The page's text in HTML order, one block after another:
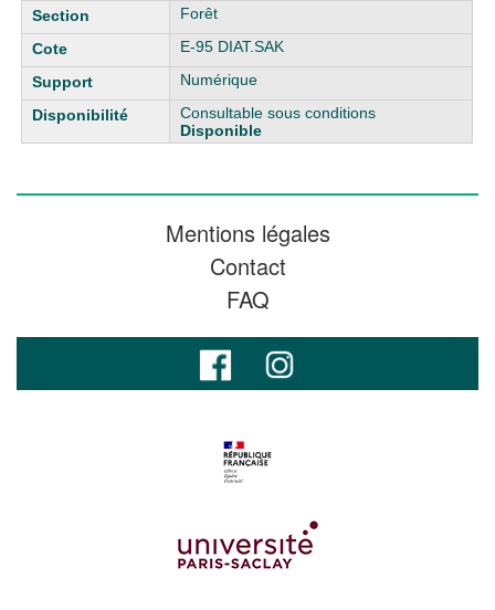
Forêt
E-95 DIAT.SAK
Numérique
Consultable sous conditions
Disponible
Mentions légales
Contact
FAQ